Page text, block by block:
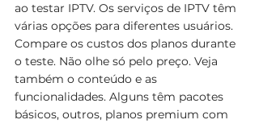
ao testar IPTV. Os serviços de IPTV têm
várias opções para diferentes usuários.
Compare os custos dos planos durante
o teste. Não olhe só pelo preço. Veja
também o conteúdo e as
funcionalidades. Alguns têm pacotes
básicos, outros, planos premium com